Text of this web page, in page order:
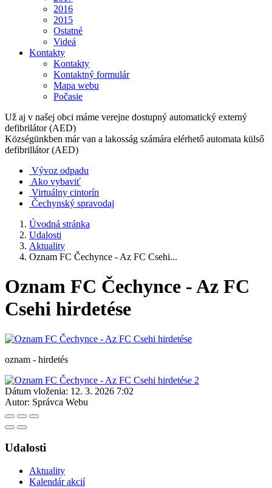
2016
2015
Ostatné
Videá
Kontakty
Kontakty
Kontaktný formulár
Mapa webu
Počasie
Už aj v našej obci máme verejne dostupný automatický externý
defibrilátor (AED)
Községünkben már van a lakosság számára elérhető automata külső
defibrillátor (AED)
Vývoz odpadu
Ako vybaviť
Virtuálny cintorín
Čechynský spravodaj
Úvodná stránka
Udalosti
Aktuality
Oznam FC Čechynce - Az FC Csehi...
Oznam FC Čechynce - Az FC
Csehi hirdetése
oznam - hirdetés
Dátum vloženia: 12. 3. 2026 7:02
Autor: Správca Webu
Udalosti
Aktuality
Kalendár akcií